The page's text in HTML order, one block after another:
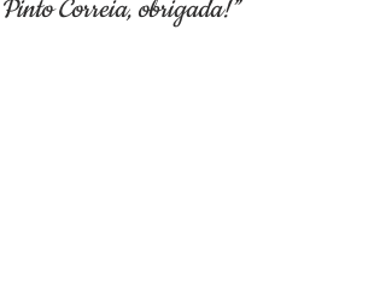
Pinto Correia, obrigada!”